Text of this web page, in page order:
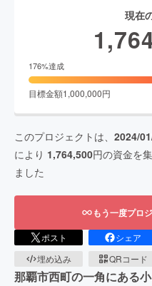
現在
176%達成
目標金額1,000,000円
このプロジェクトは、 2024/
により 1,764,500円の資金を
ました
もう一度プロ
ポスト シェア
埋め込み
QRコード
那覇市西町の一角にある